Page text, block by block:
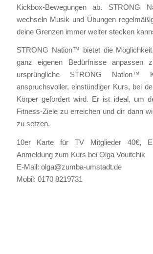
Kickbox-Bewegungen ab. STRONG
wechseln Musik und Übungen
deine Grenzen immer weiter stecken
STRONG Nation™ bietet die
ganz eigenen Bedürfnisse anpassen
ursprüngliche STRONG
anspruchsvoller, einstündiger Kurs, bei
Körper gefordert wird. Er ist ideal, um
Fitness-Ziele zu erreichen und dir dann
zu setzen.
10er Karte für TV Mitglieder 40€,
Anmeldung zum Kurs bei Olga Vouitchik
E-Mail: olga@zumba-umstadt.de
Mobil: 0170 8219731